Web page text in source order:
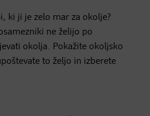
ki ji je zelo mar za okolje?
ne želijo po
okolja. Pokažite okoljsko
to željo in izberete